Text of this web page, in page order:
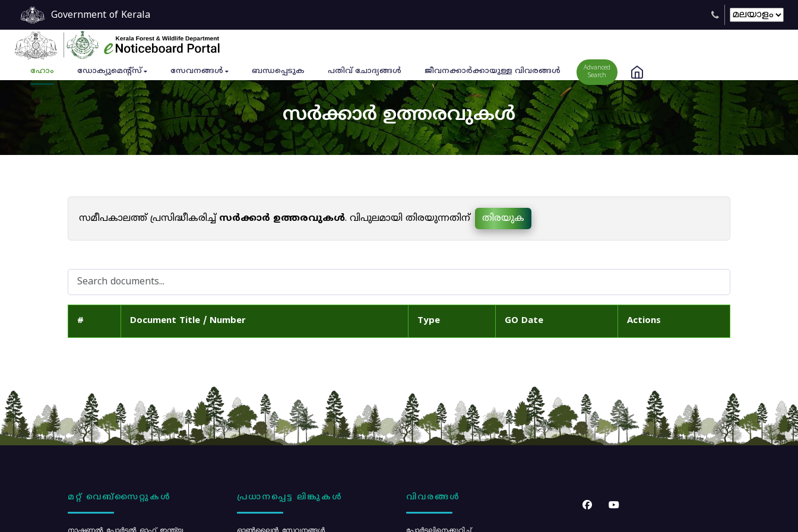
Government of Kerala
ഹോം ഡോക്യുമെൻ്റ്സ് സേവനങ്ങൾ ബന്ധപ്പെടുക പതിവ് ചോദ്യങ്ങൾ ജീവനക്കാര്‍ക്കായുള്ള വിവരങ്ങള്‍
Advanced
Search
സർക്കാർ ഉത്തരവുകൾ
സമീപകാലത്ത് പ്രസിദ്ധീകരിച്ച്സർക്കാർ ഉത്തരവുകൾ. വിപുലമായി തിരയുന്നതിന് തിരയുക
# Document Title / Number Type GO Date Actions
മറ്റ് വെബ്സൈറ്റുകൾ
നാഷണൽ പോർട്ടൽ ഓഫ് ഇന്ത്യ
പ്രധാനപ്പെട്ട ലിങ്കുകൾ
ഓൺലൈൻ സേവനങ്ങൾ
വിവരങ്ങൾ
പോര്‍ട്ടലിനെക്കുറിച്ച്